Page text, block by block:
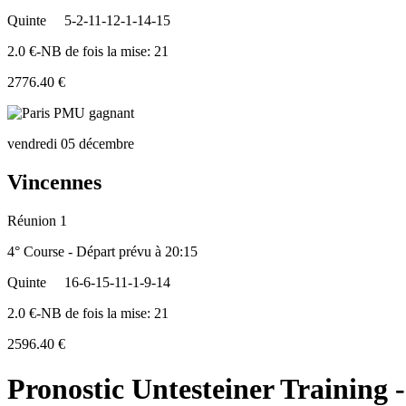
Quinte
5-2-11-12-1-14-15
2.0 €-NB de fois la mise: 21
2776.40 €
vendredi 05 décembre
Vincennes
Réunion 1
4° Course - Départ prévu à 20:15
Quinte
16-6-15-11-1-9-14
2.0 €-NB de fois la mise: 21
2596.40 €
Pronostic Untesteiner Training